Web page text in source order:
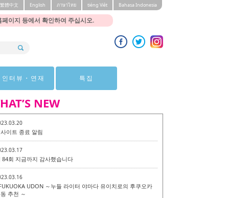
이지 등에서 확인하여 주십시오.
繁體中文 English ภาษาไทย tiéng Viêt Bahasa Indonesia
인터뷰・연재 특집
NEW
이트 종료 알림
84회 지금까지 감사했습니다
UDON ～누들 라이터 야마다 유이치로의 후쿠오카
추천 ～